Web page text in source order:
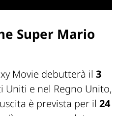
Super Mario
Movie debutterà il 3
Uniti e nel Regno Unito,
è prevista per il 24